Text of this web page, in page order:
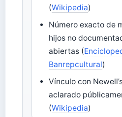
(Wikipedia)
Número exacto de
hijos no
abiertas (
Banrepcultural)
Vínculo con
aclarado
(Wikipedia)